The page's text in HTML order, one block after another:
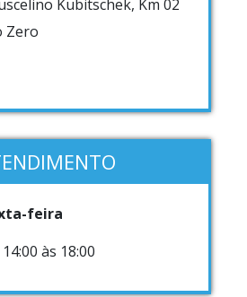
Kubitschek, Km 02
Zero
feira
às 18:00